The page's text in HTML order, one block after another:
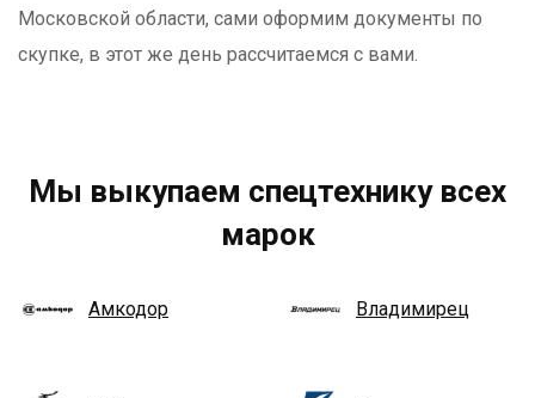
Московской области, сами оформим документы по
скупке, в этот же день рассчитаемся с вами.
Мы выкупаем спецтехнику всех
марок
Амкодор Владимирец